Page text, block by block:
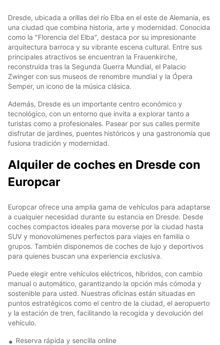
Dresde, ubicada a orillas del río Elba en el este de Alemania, es
una ciudad que combina historia, arte y modernidad. Conocida
como la "Florencia del Elba", destaca por su impresionante
arquitectura barroca y su vibrante escena cultural. Entre sus
principales atractivos se encuentran la Frauenkirche,
reconstruida tras la Segunda Guerra Mundial, el Palacio
Zwinger con sus museos de renombre mundial y la Ópera
Semper, un icono de la música clásica.
Además, Dresde es un importante centro económico y
tecnológico, con un entorno que invita a explorar tanto a
turistas como a profesionales. Pasear por sus calles permite
disfrutar de jardines, puentes históricos y una gastronomía que
fusiona tradición y modernidad.
Alquiler de coches en Dresde con
Europcar
Europcar ofrece una amplia gama de vehículos para adaptarse
a cualquier necesidad durante su estancia en Dresde. Desde
coches compactos ideales para moverse por la ciudad hasta
SUV y monovolúmenes perfectos para viajes en familia o
grupos. También disponemos de coches de lujo y deportivos
para quienes buscan una experiencia exclusiva.
Puede elegir entre vehículos eléctricos, híbridos, con cambio
manual o automático, garantizando la opción más cómoda y
sostenible para usted. Nuestras oficinas están situadas en
puntos estratégicos como el centro de la ciudad, el aeropuerto
y la estación de tren, facilitando la recogida y devolución del
vehículo.
Reserva rápida y sencilla online